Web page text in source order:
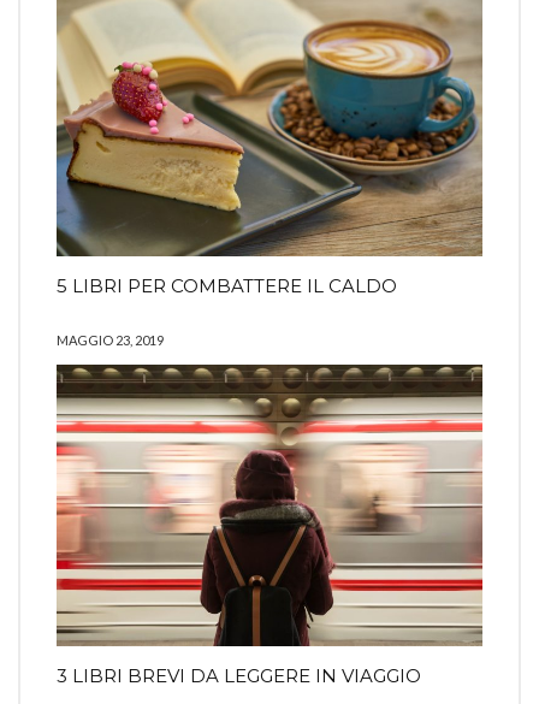
5 LIBRI PER COMBATTERE IL CALDO
MAGGIO 23, 2019
3 LIBRI BREVI DA LEGGERE IN VIAGGIO